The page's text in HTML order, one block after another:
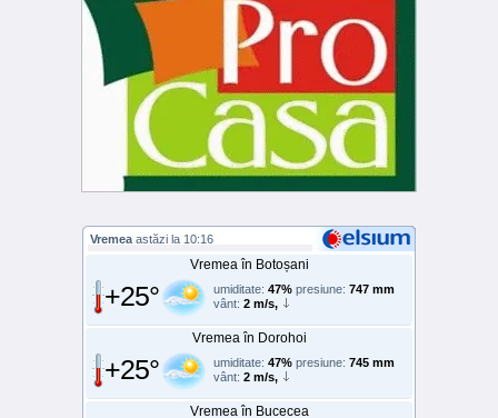
Vremea astăzi la 10:16
Vremea în Botoșani
+25° umiditate: 47% presiune: 747 mm
vânt: 2 m/s,
Vremea în Dorohoi
+25° umiditate: 47% presiune: 745 mm
vânt: 2 m/s,
Vremea în Bucecea